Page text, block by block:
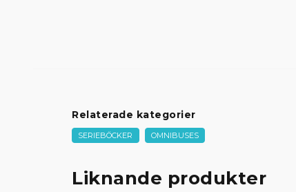
Relaterade kategorier
SERIEBÖCKER OMNIBUSES
Liknande produkter